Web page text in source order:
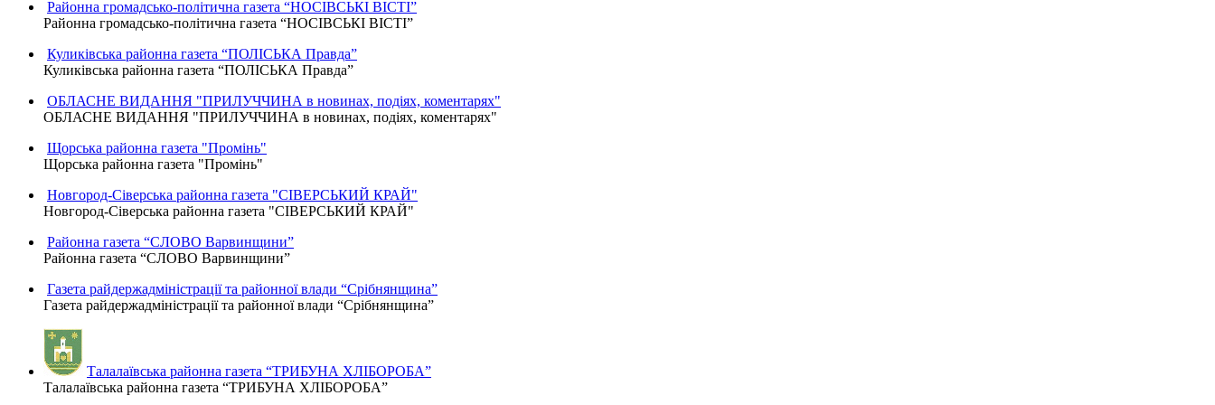
Районна громадсько-політична газета “НОСІВСЬКІ ВІСТІ”
Районна громадсько-політична газета “НОСІВСЬКІ ВІСТІ”
Куликівська районна газета “ПОЛІСЬКА Правда”
Куликівська районна газета “ПОЛІСЬКА Правда”
ОБЛАСНЕ ВИДАННЯ "ПРИЛУЧЧИНА в новинах, подіях, коментарях"
ОБЛАСНЕ ВИДАННЯ "ПРИЛУЧЧИНА в новинах, подіях, коментарях"
Щорська районна газета "Промінь"
Щорська районна газета "Промінь"
Новгород-Сіверська районна газета "СІВЕРСЬКИЙ КРАЙ"
Новгород-Сіверська районна газета "СІВЕРСЬКИЙ КРАЙ"
Районна газета “СЛОВО Варвинщини”
Районна газета “СЛОВО Варвинщини”
Газета райдержадміністрації та районної влади “Срібнянщина”
Газета райдержадміністрації та районної влади “Срібнянщина”
Талалаївська районна газета “ТРИБУНА ХЛІБОРОБА”
Талалаївська районна газета “ТРИБУНА ХЛІБОРОБА”